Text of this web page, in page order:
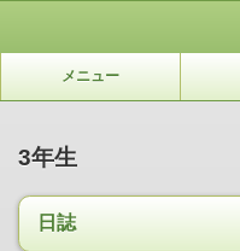
メニュー
3年生
日誌